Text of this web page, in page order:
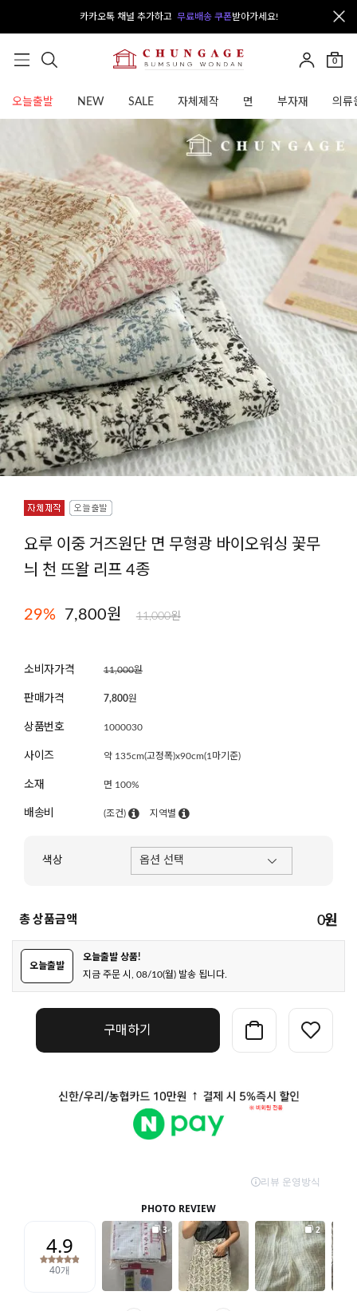
카카오톡 채널 추가하고 무료배송 쿠폰받아가세요!
0
오늘출발 NEW SALE 자체제작 면 부자재 의류
요루 이중 거즈원단 면 무형광 바이오워싱 꽃무
늬 천 뜨왈 리프 4종
29% 7,800원 11,000원
소비자가격 11,000원
판매가격 7,800원
상품번호 1000030
사이즈 약 135cm(고정폭)x90cm(1마기준)
소재 면 100%
배송비 (조건) 지역별
색상
총 상품금액 0원
오늘출발
오늘출발 상품!
지금 주문 시, 08/10(월) 발송 됩니다.
구매하기